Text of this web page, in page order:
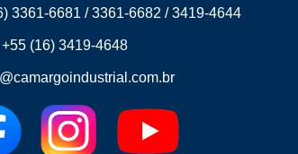
3361-6681 /3361-6682 /3419-4644
+55 (16) 3419-4648